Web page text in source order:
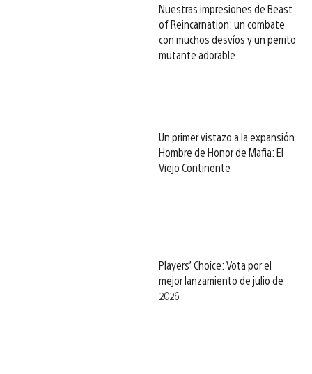
Nuestras impresiones de Beast
of Reincarnation: un combate
con muchos desvíos y un perrito
mutante adorable
Un primer vistazo a la expansión
Hombre de Honor de Mafia: El
Viejo Continente
Players’ Choice: Vota por el
mejor lanzamiento de julio de
2026